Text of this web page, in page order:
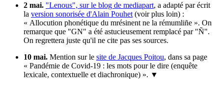
2 mai. "Lenous", sur le blog de mediapart, a adapté par écrit
la version sonorisée d'Alain Pouhet (voir plus loin) :
« Allocution phonétique du mrésinent ne la rémumliñe ». On
remarque que "GN" a été astucieusement remplacé par "Ñ".
On regrettera juste qu'il ne cite pas ses sources.
10 mai. Mention sur le site de Jacques Poitou, dans sa page
« Pandémie de Covid-19 : les mots pour le dire (enquête
lexicale, contextuelle et diachronique) ». ▼